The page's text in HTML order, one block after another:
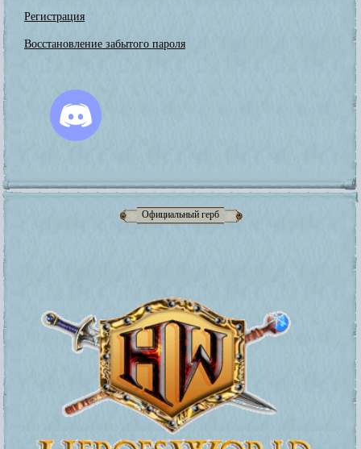
Регистрация
Восстановление забытого пароля
Официальный герб